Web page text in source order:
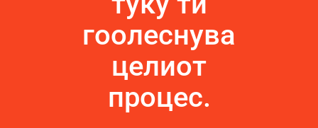
гоолеснува
целиот
процес.